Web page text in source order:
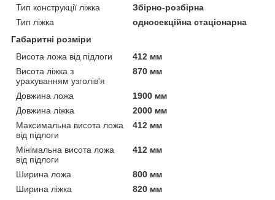
Тип конструкції ліжка
Збірно-розбірна
Тип ліжка
односекційна стаціонарна
Габаритні розміри
Висота ложа від підлоги
412 мм
Висота ліжка з
урахуванням узголів'я
870 мм
Довжина ложа
1900 мм
Довжина ліжка
2000 мм
Максимальна висота ложа
від підлоги
412 мм
Мінімальна висота ложа
від підлоги
412 мм
Ширина ложа
800 мм
Ширина ліжка
820 мм